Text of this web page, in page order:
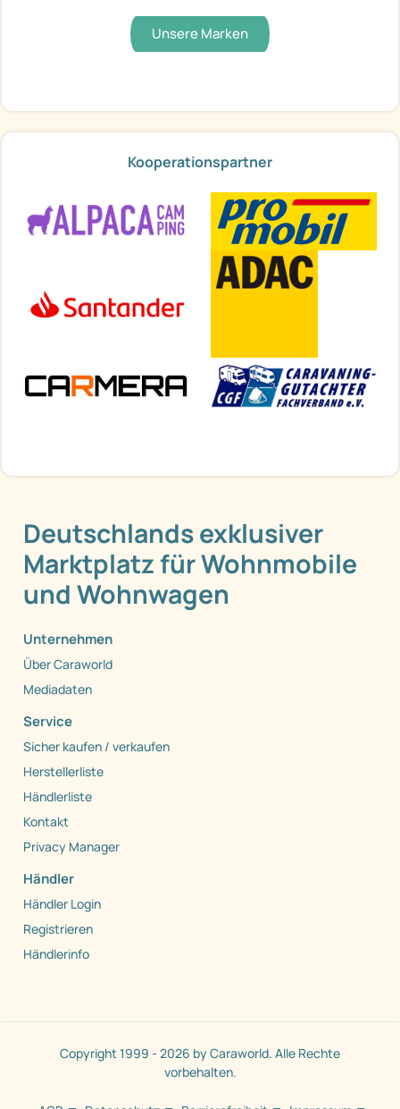
Unsere Marken
Kooperationspartner
Deutschlands exklusiver
Marktplatz für Wohnmobile
und Wohnwagen
Unternehmen
Über Caraworld
Mediadaten
Service
Sicher kaufen / verkaufen
Herstellerliste
Händlerliste
Kontakt
Privacy Manager
Händler
Händler Login
Registrieren
Händlerinfo
Copyright 1999 - 2026 by Caraworld. Alle Rechte
vorbehalten.